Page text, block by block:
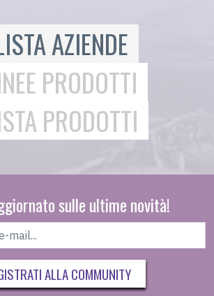
AZIENDE
PRODOTTI
PRODOTTI
sulle ultime novità!
ALLA COMMUNITY